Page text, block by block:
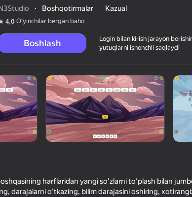
Слова из слова и
наоборот
N3Studio
Boshqotirmalar
4,0 Oʻyinchilar bergan baho
Boshlash
· Boshqotirmalar Kazual
4,0 Oʻyinchilar bergan baho
Boshlash
Login bilan kirish jarayon
yutuqlarni ishonchli saqlaydi
harflaridan yangi so'zlarni to'plash bilan
darajalarni o'tkazing, bilim darajasini oshiring,